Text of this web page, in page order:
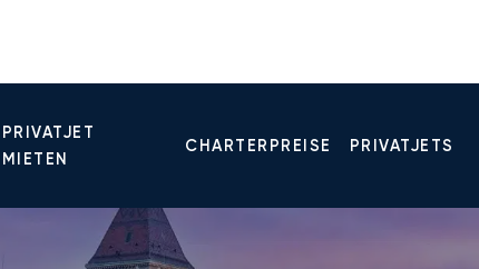
PRIVATJET
MIETEN
CHARTERPREISE PRIVATJETS